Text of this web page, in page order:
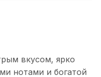
вкусом, ярко
нотами и богатой